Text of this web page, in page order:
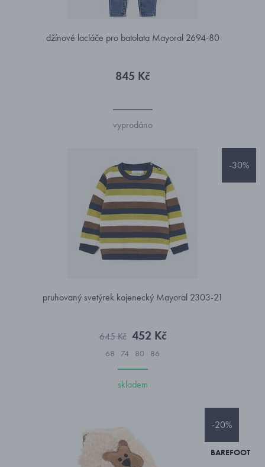
džínové lacláče pro batolata Mayoral 2694-80
845 Kč
vyprodáno
-30%
pruhovaný svetýrek kojenecký Mayoral 2303-21
645 Kč 452 Kč
68 74 80 86
skladem
-20%
BAREFOOT